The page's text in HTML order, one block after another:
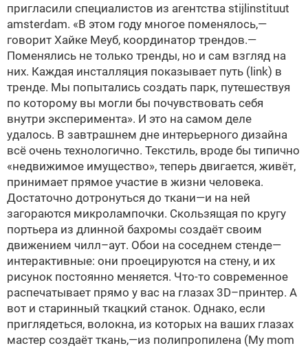
пригласили специалистов из агентства stijlinstituut
amsterdam. «В этом году многое поменялось,—
говорит Хайке Меуб, координатор трендов.—
Поменялись не только тренды, но и сам взгляд на
них. Каждая инсталляция показывает путь (link) в
тренде. Мы попытались создать парк, путешествуя
по которому вы могли бы почувствовать себя
внутри эксперимента». И это на самом деле
удалось. В завтрашнем дне интерьерного дизайна
всё очень технологично. Текстиль, вроде бы типично
«недвижимое имущество», теперь двигается, живёт,
принимает прямое участие в жизни человека.
Достаточно дотронуться до ткани—и на ней
загораются микролампочки. Скользящая по кругу
портьера из длинной бахромы создаёт своим
движением чилл–аут. Обои на соседнем стенде—
интерактивные: они проецируются на стену, и их
рисунок постоянно меняется. Что-то современное
распечатывает прямо у вас на глазах 3D–принтер. А
вот и старинный ткацкий станок. Однако, если
приглядеться, волокна, из которых на ваших глазах
мастер создаёт ткань,—из полипропилена (My mom